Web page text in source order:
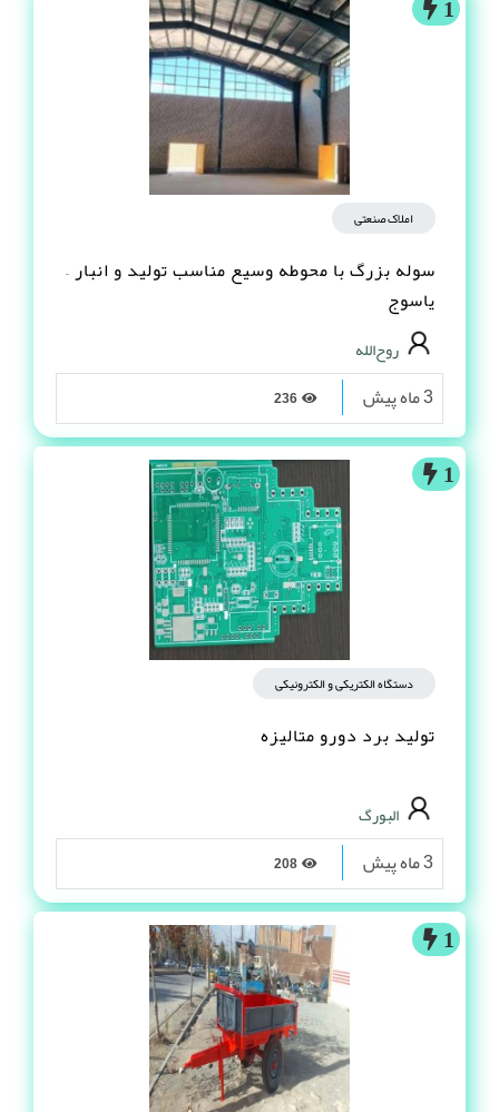
1
املاک صنعتی
سوله بزرگ با محوطه وسیع مناسب تولید و انبار –
یاسوج
روح‌الله
3 ماه پیش
1
دستگاه الکتریکی و الکترونیکی
تولید برد دورو متالیزه
البورگ
3 ماه پیش
1